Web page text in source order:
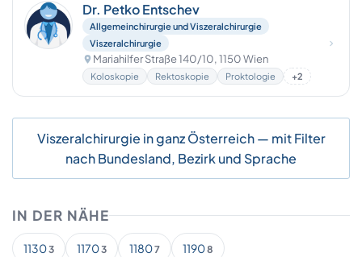
Dr. Petko Entschev
Allgemeinchirurgie und Viszeralchirurgie
Viszeralchirurgie
Mariahilfer Straße 140/10, 1150 Wien
Koloskopie Rektoskopie Proktologie +2
Viszeralchirurgie in ganz Österreich — mit Filter
nach Bundesland, Bezirk und Sprache
IN DER NÄHE
11303 11703 11807 11908